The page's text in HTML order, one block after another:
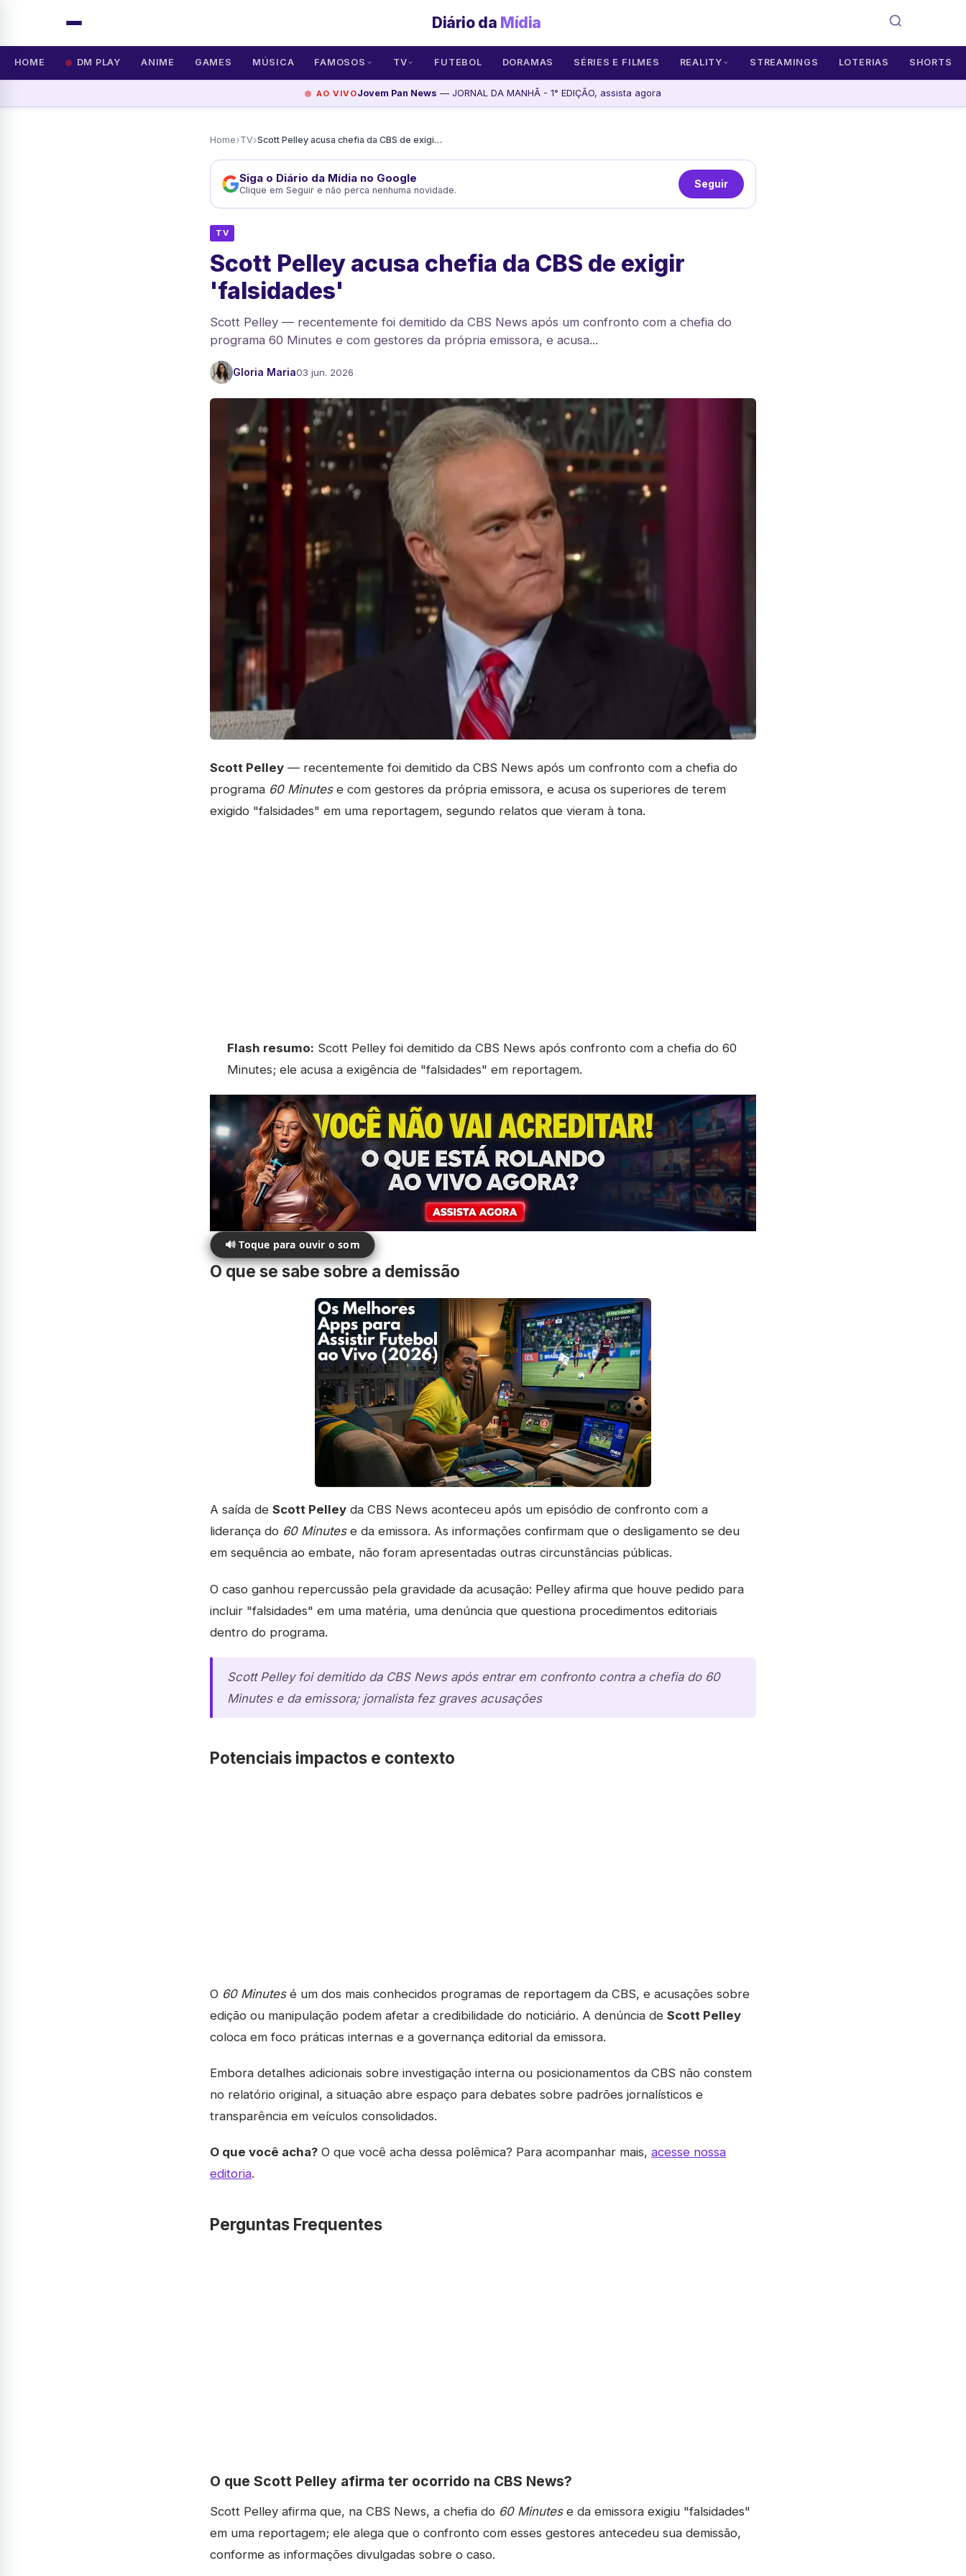
Diário da Mídia
HOME DM PLAY ANIME GAMES MÚSICA FAMOSOS TV FUTEBOL DORAMAS SÉRIES E FILMES REALITY STREAMINGS LOTERIAS SHORTS
AO VIVOJovem Pan News — JORNAL DA MANHÃ - 1° EDIÇÃO, assista agora
Home›TV› Scott Pelley acusa chefia da CBS de exigir 'falsidades'
Siga o Diário da Mídia no Google
Clique em Seguir e não perca nenhuma novidade.
Seguir
TV
Scott Pelley acusa chefia da CBS de exigir
'falsidades'
Scott Pelley — recentemente foi demitido da CBS News após um confronto com a chefia do
programa 60 Minutes e com gestores da própria emissora, e acusa...
Gloria Maria03 jun. 2026
Scott Pelley — recentemente foi demitido da CBS News após um confronto com a chefia do
programa 60 Minutese com gestores da própria emissora, e acusa os superiores de terem
exigido "falsidades" em uma reportagem, segundo relatos que vieram à tona.
Flash resumo: Scott Pelley foi demitido da CBS News após confronto com a chefia do 60
Minutes; ele acusa a exigência de "falsidades" em reportagem.
🔊 Toque para ouvir o som
O que se sabe sobre a demissão
A saída de Scott Pelley da CBS News aconteceu após um episódio de confronto com a
liderança do 60 Minutese da emissora. As informações confirmam que o desligamento se deu
em sequência ao embate, não foram apresentadas outras circunstâncias públicas.
O caso ganhou repercussão pela gravidade da acusação: Pelley afirma que houve pedido para
incluir "falsidades" em uma matéria, uma denúncia que questiona procedimentos editoriais
dentro do programa.
Scott Pelley foi demitido da CBS News após entrar em confronto contra a chefia do 60
Minutes e da emissora; jornalista fez graves acusações
Potenciais impactos e contexto
O 60 Minutesé um dos mais conhecidos programas de reportagem da CBS, e acusações sobre
edição ou manipulação podem afetar a credibilidade do noticiário. A denúncia de Scott Pelley
coloca em foco práticas internas e a governança editorial da emissora.
Embora detalhes adicionais sobre investigação interna ou posicionamentos da CBS não constem
no relatório original, a situação abre espaço para debates sobre padrões jornalísticos e
transparência em veículos consolidados.
O que você acha? O que você acha dessa polêmica? Para acompanhar mais, acesse nossa
editoria.
Perguntas Frequentes
O que Scott Pelley afirma ter ocorrido na CBS News?
Scott Pelley afirma que, na CBS News, a chefia do 60 Minutese da emissora exigiu "falsidades"
em uma reportagem; ele alega que o confronto com esses gestores antecedeu sua demissão,
conforme as informações divulgadas sobre o caso.